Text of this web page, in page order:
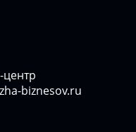
центр
biznesov.ru